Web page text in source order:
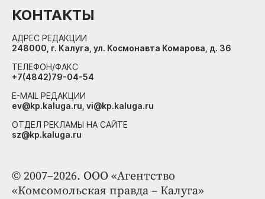
© 2007–2026. ООО «Агентство
«Комсомольская правда – Калуга»
КОНТАКТЫ
АДРЕС РЕДАКЦИИ
248000, г. Калуга, ул. Космонавта Комарова, д. 36
ТЕЛЕФОН/ФАКС
+7(4842)79-04-54
E-MAIL РЕДАКЦИИ
ev@kp.kaluga.ru, vi@kp.kaluga.ru
ОТДЕЛ РЕКЛАМЫ НА САЙТЕ
sz@kp.kaluga.ru